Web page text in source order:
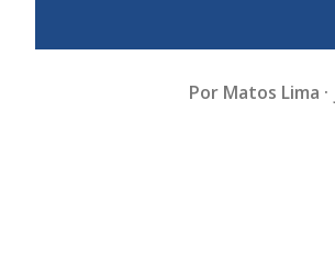
Por Matos Lima